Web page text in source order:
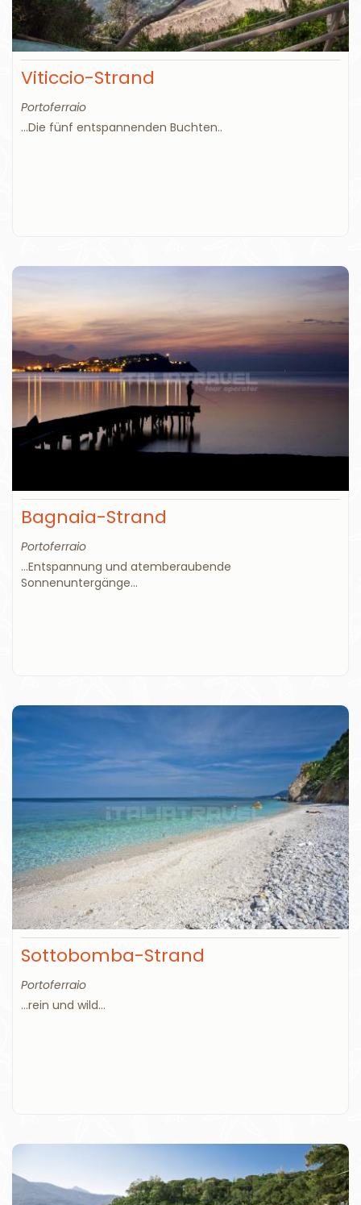
Viticcio-Strand
Portoferraio
...Die fünf entspannenden Buchten..
Bagnaia-Strand
Portoferraio
...Entspannung und atemberaubende
Sonnenuntergänge...
Sottobomba-Strand
Portoferraio
...rein und wild...